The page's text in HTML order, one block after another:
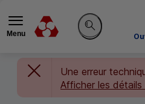
Menu
Rechercher sur
Une erreur
Afficher les détails